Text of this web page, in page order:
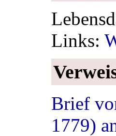
Links:
Brief
1779)